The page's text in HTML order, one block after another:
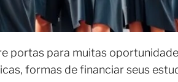
portas para muitas
formas de financiar seus